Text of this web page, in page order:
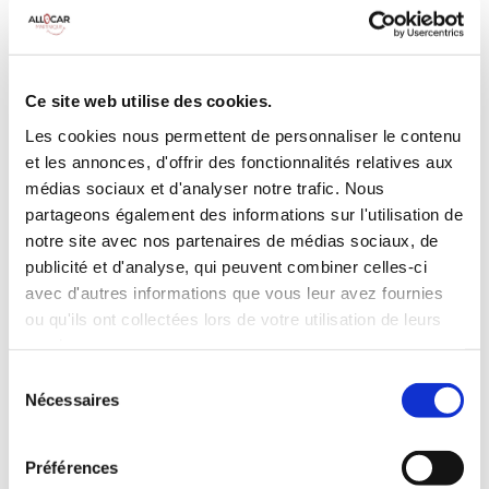
Ce site web utilise des cookies.
Les cookies nous permettent de personnaliser le contenu
et les annonces, d'offrir des fonctionnalités relatives aux
médias sociaux et d'analyser notre trafic. Nous
partageons également des informations sur l'utilisation de
notre site avec nos partenaires de médias sociaux, de
publicité et d'analyse, qui peuvent combiner celles-ci
avec d'autres informations que vous leur avez fournies
ou qu'ils ont collectées lors de votre utilisation de leurs
Nécessaires
Préférences
3 Valises
INCLUS À LA LOCATION
Killométrage illimité
Assurance tous risques (hors franchise)
Carburant : plein à rendre plein
CONDITIONS DE LOCATION
Age minimum :20 ans
ASSURANCE